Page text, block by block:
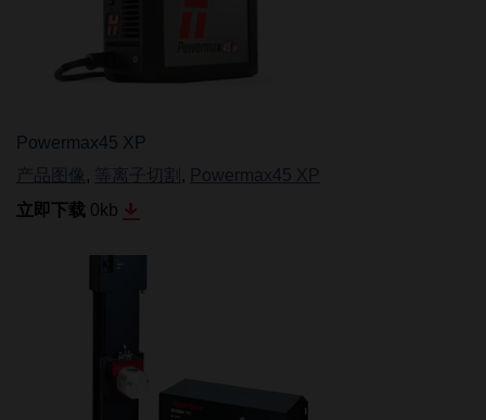
Powermax45 XP
产品图像 , 等离子切割 , Powermax45 XP
立即下载 0 kb